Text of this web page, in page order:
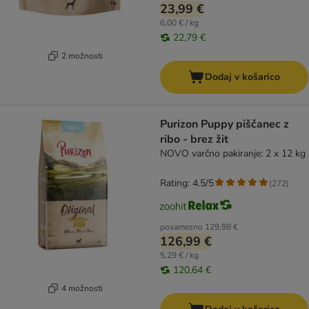
2 možnosti
23,99 €
6,00 € / kg
22,79 €
Dodaj v košarico
4 možnosti
Purizon Puppy piščanec z
ribo - brez žit
NOVO varčno pakiranje: 2 x 12 kg
posamezno 129,98 €
126,99 €
5,29 € / kg
120,64 €
Rating: 4.5/5 (272)